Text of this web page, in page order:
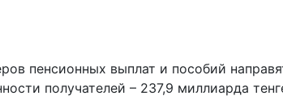
пенсионных выплат и пособий
получателей – 237,9 миллиарда